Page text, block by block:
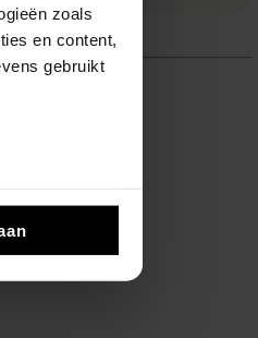
zoals
en content,
gebruikt
in. U kunt uw